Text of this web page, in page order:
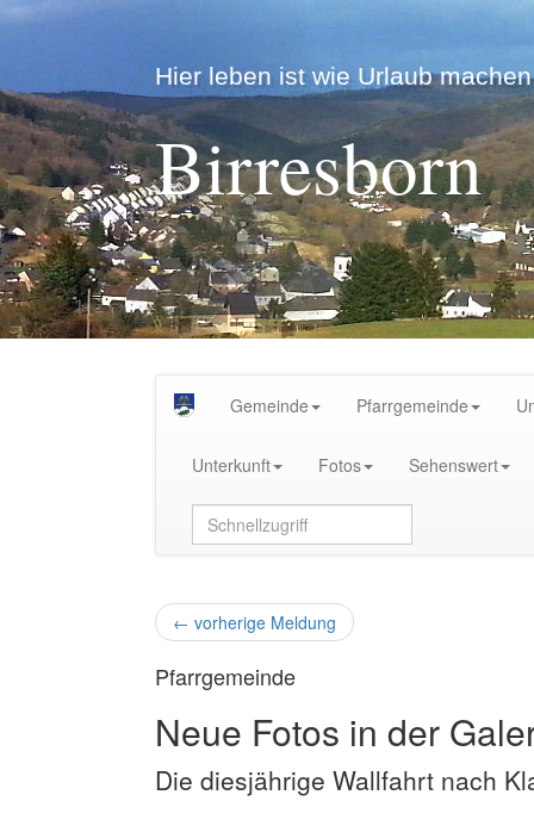
Hier leben ist wie Urlaub
Birresborn
Gemeinde Pfarrgemeinde
Unterkunft Fotos Sehenswert
← vorherige Meldung
Pfarrgemeinde
Neue Fotos in der
Die diesjährige Wallfahrt nach